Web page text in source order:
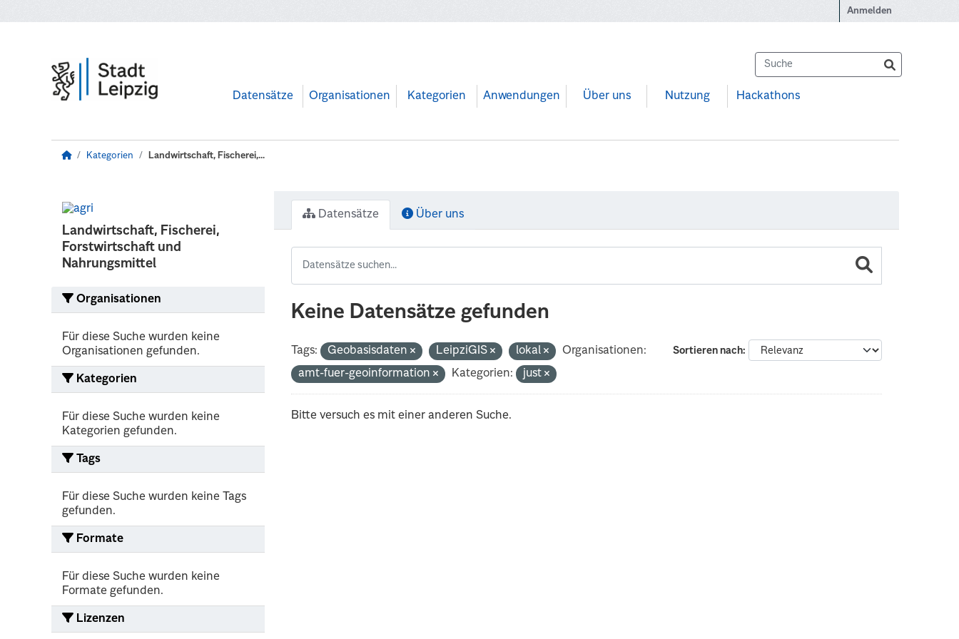
Anmelden
Datensätze Organisationen Kategorien Anwendungen Über uns Nutzung Hackathons
Kategorien Landwirtschaft, Fischerei,...
Landwirtschaft, Fischerei,
Forstwirtschaft und
Nahrungsmittel
Organisationen
Für diese Suche wurden keine
Organisationen gefunden.
Kategorien
Für diese Suche wurden keine
Kategorien gefunden.
Tags
Für diese Suche wurden keine Tags
gefunden.
Formate
Für diese Suche wurden keine
Formate gefunden.
Lizenzen
Datensätze Über uns
Keine Datensätze gefunden
Sortieren nach
Tags: Geobasisdaten LeipziGIS lokal
Organisationen:
amt-fuer-geoinformation
Kategorien: just
Bitte versuch es mit einer anderen Suche.